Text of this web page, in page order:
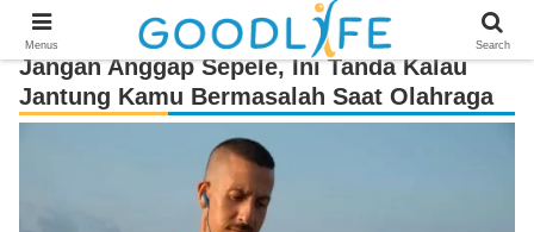
Jangan Anggap Sepele, Ini Tanda Kalau
Jantung Kamu Bermasalah Saat Olahraga
Menus Search